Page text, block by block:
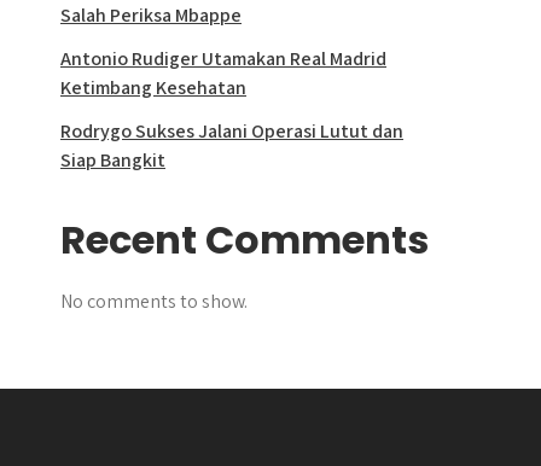
Salah Periksa Mbappe
Antonio Rudiger Utamakan Real Madrid
Ketimbang Kesehatan
Rodrygo Sukses Jalani Operasi Lutut dan
Siap Bangkit
Recent Comments
No comments to show.